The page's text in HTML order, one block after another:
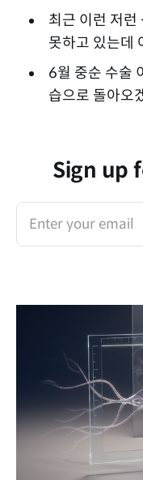
최근 이런 저런
못하고 있는데
6월 중순 수술
습으로 돌아오
Sign up
Enter your email